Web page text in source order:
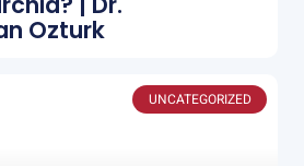
Ozturk
UNCATEGORIZED